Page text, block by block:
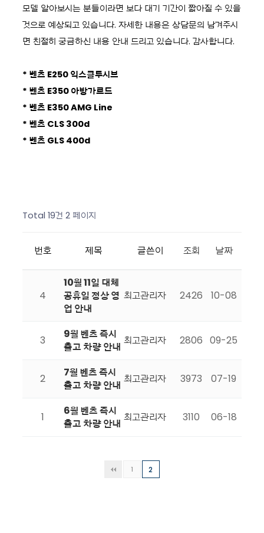
모델 알아보시는 분들이라면 보다 대기 기간이 짧아질 수 있을
것으로 예상되고 있습니다. 자세한 내용은 상담문의 남겨주시
면 친절히 궁금하신 내용 안내 드리고 있습니다. 감사합니다.
* 벤츠 E250 익스클루시브
* 벤츠 E350 아방가르드
* 벤츠 E350 AMG Line
* 벤츠 CLS 300d
* 벤츠 GLS 400d
Total 19건 2 페이지
번호 제목 글쓴이 조회 날짜
4
10월 11일 대체
공휴일 정상 영
업 안내
최고관리자 2426 10-08
3
9월 벤츠 즉시
출고 차량 안내 최고관리자 2806 09-25
2
7월 벤츠 즉시
출고 차량 안내 최고관리자 3973 07-19
1
6월 벤츠 즉시
출고 차량 안내 최고관리자 3110 06-18
1 2